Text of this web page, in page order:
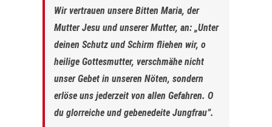
Wir vertrauen unsere Bitten Maria, der
Mutter Jesu und unserer Mutter, an: „Unter
deinen Schutz und Schirm fliehen wir, o
heilige Gottesmutter, verschmähe nicht
unser Gebet in unseren Nöten, sondern
erlöse uns jederzeit von allen Gefahren. O
du glorreiche und gebenedeite Jungfrau”.